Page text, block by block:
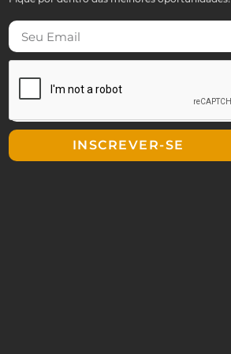
INSCREVER-SE